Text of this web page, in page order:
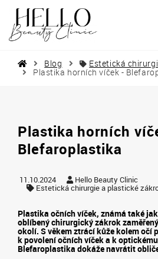
Blog
Estetická
Plastika horních víček -
Plastika horních
Blefaroplastika
11.10.2024
Hello Beauty Clinic
Estetická chirurgie a plastické
Plastika očních víček, známá také
oblíbený chirurgický zákrok
okolí. S věkem ztrácí kůže kolem očí
k povolení očních víček a k
Blefaroplastika dokáže navrátit